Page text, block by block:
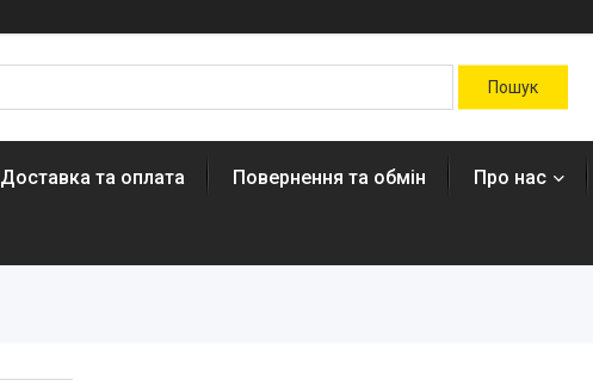
Доставка та оплата Повернення та обмін Про нас